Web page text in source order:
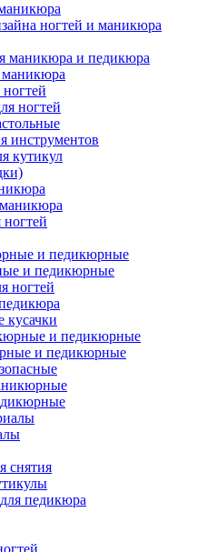
ногтей и маникюра
маникюра и педикюра
ногтей
инструментов
кутикул
и педикюрные
ногтей
и педикюрные
снятия
педикюра